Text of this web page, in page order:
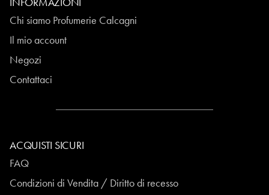
Chi siamo Profumerie Calcagni
Il mio account
Negozi
Contattaci
ACQUISTI SICURI
FAQ
Condizioni di Vendita / Diritto di recesso